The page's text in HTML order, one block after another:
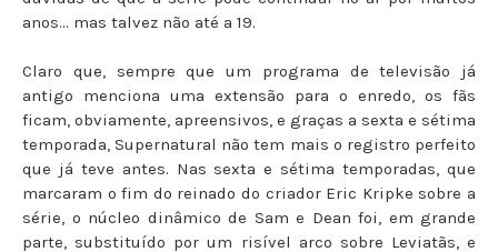
anos... mas talvez não até a 19.
Claro que, sempre que um programa de televisão já
antigo menciona uma extensão para o enredo, os fãs
ficam, obviamente, apreensivos, e graças a sexta e sétima
temporada, Supernatural não tem mais o registro perfeito
que já teve antes. Nas sexta e sétima temporadas, que
marcaram o fim do reinado do criador Eric Kripke sobre a
série, o núcleo dinâmico de Sam e Dean foi, em grande
parte, substituído por um risível arco sobre Leviatãs, e